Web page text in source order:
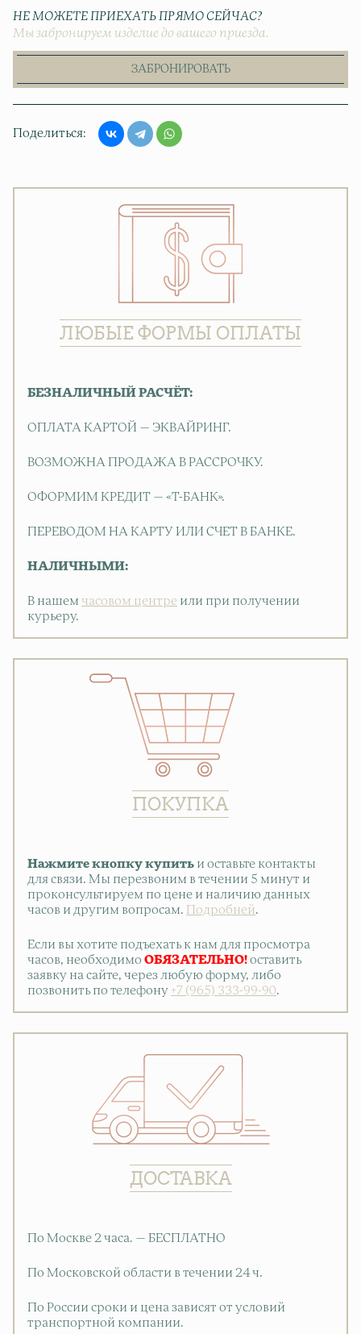
НЕ МОЖЕТЕ ПРИЕХАТЬ ПРЯМО СЕЙЧАС?
Мы забронируем изделие до вашего приезда.
ЗАБРОНИРОВАТЬ
Поделиться
ЛЮБЫЕ ФОРМЫ ОПЛАТЫ
БЕЗНАЛИЧНЫЙ РАСЧЁТ:
ОПЛАТА КАРТОЙ — ЭКВАЙРИНГ.
ВОЗМОЖНА ПРОДАЖА В РАССРОЧКУ.
ОФОРМИМ КРЕДИТ — «Т-БАНК».
ПЕРЕВОДОМ НА КАРТУ ИЛИ СЧЕТ В БАНКЕ.
НАЛИЧНЫМИ:
В нашем часовом центре или при получении
курьеру.
ПОКУПКА
Нажмите кнопку купить и оставьте контакты
для связи. Мы перезвоним в течении 5 минут и
проконсультируем по цене и наличию данных
часов и другим вопросам.
Подробней.
Если вы хотите подъехать к нам для просмотра
часов, необходимо ОБЯЗАТЕЛЬНО! оставить
заявку на сайте, через любую форму, либо
позвонить по телефону +7 (965) 333-99-90.
ДОСТАВКА
По Москве 2 часа. — БЕСПЛАТНО
По Московской области в течении 24 ч.
По России сроки и цена зависят от условий
транспортной компании.